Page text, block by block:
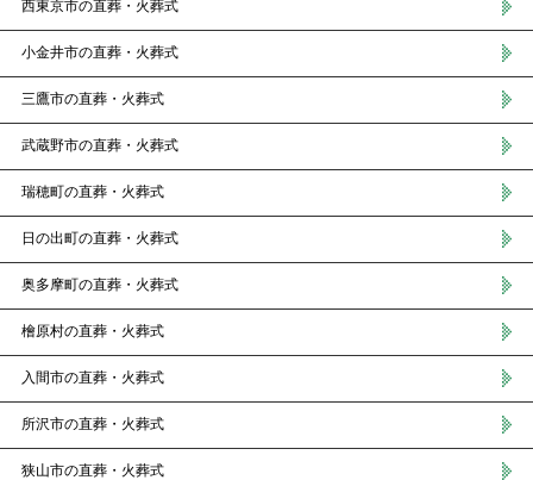
西東京市の直葬・火葬式
小金井市の直葬・火葬式
三鷹市の直葬・火葬式
武蔵野市の直葬・火葬式
瑞穂町の直葬・火葬式
日の出町の直葬・火葬式
奥多摩町の直葬・火葬式
檜原村の直葬・火葬式
入間市の直葬・火葬式
所沢市の直葬・火葬式
狭山市の直葬・火葬式